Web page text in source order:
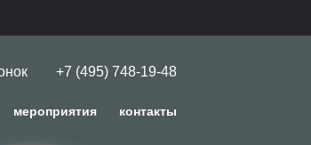
+7 (495) 748-19-48
мероприятия контакты